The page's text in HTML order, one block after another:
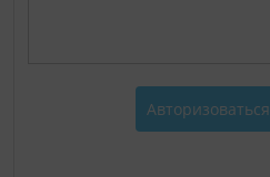
Авторизоваться